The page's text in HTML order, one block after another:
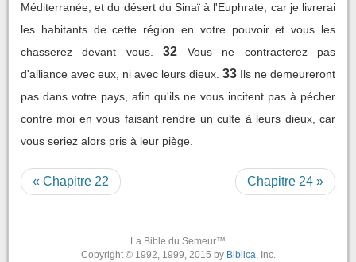
Méditerranée, et du désert du Sinaï à l'Euphrate, car je livrerai
les habitants de cette région en votre pouvoir et vous les
chasserez devant vous.
32
Vous ne contracterez pas
d'alliance avec eux, ni avec leurs dieux. 33 Ils ne demeureront
pas dans votre pays, afin qu'ils ne vous incitent pas à pécher
contre moi en vous faisant rendre un culte à leurs dieux, car
vous seriez alors pris à leur piège.
« Chapitre 22 Chapitre 24 »
La Bible du Semeur™
Copyright © 1992, 1999, 2015 by Biblica, Inc.